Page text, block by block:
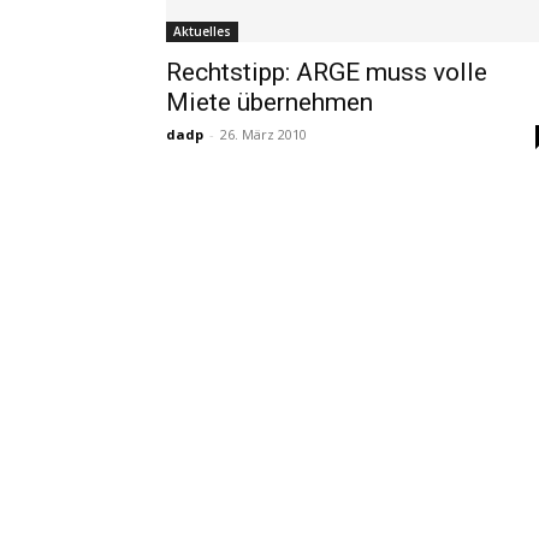
Aktuelles
Rechtstipp: ARGE muss volle
Miete übernehmen
dadp - 26. März 2010